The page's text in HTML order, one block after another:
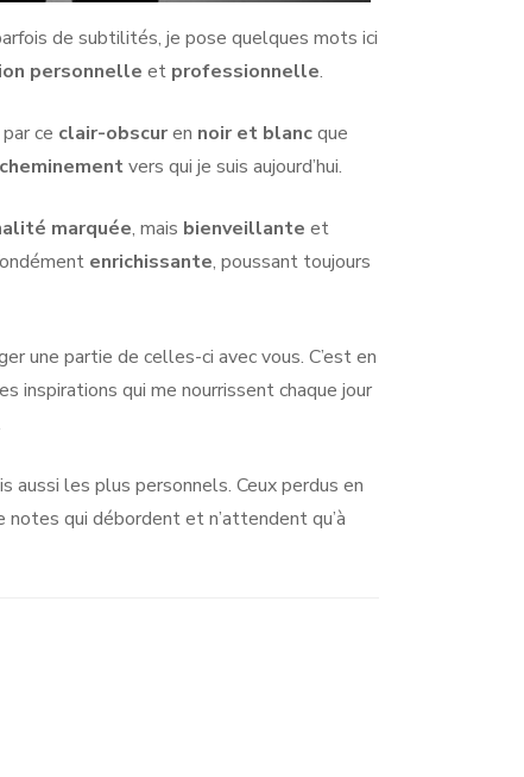
de subtilités, je pose quelques mots ici
personnelle et professionnelle.
ce clair-obscuren noir et blancque
cheminementvers qui je suis aujourd’hui.
marquée, mais bienveillante et
enrichissante, poussant toujours
une partie de celles-ci avec vous. C’est en
inspirations qui me nourrissent chaque jour
aussi les plus personnels. Ceux perdus en
qui débordent et n’attendent qu’à